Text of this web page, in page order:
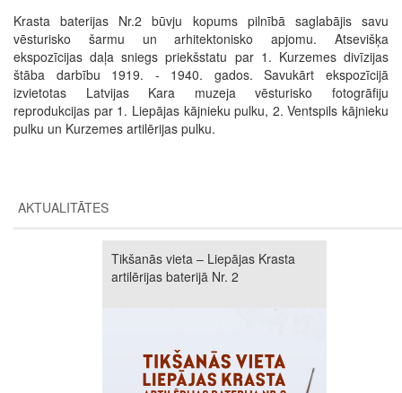
Krasta baterijas Nr.2 būvju kopums pilnībā saglabājis savu
vēsturisko šarmu un arhitektonisko apjomu. Atsevišķa
ekspozīcijas daļa sniegs priekšstatu par 1. Kurzemes divīzijas
štāba darbību 1919. - 1940. gados. Savukārt ekspozīcijā
izvietotas Latvijas Kara muzeja vēsturisko fotogrāfiju
reprodukcijas par 1. Liepājas kājnieku pulku, 2. Ventspils kājnieku
pulku un Kurzemes artilērijas pulku.
AKTUALITĀTES
Tikšanās vieta – Liepājas Krasta
artilērijas baterijā Nr. 2